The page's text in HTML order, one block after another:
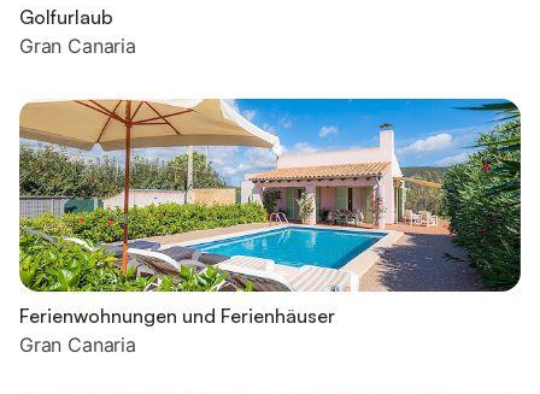
Golfurlaub
Gran Canaria
Ferienwohnungen und Ferienhäuser
Gran Canaria